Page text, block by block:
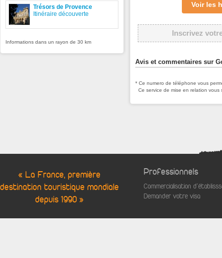
Voir les
Inscrivez
Avis et commentaires sur
* Ce numero de téléphone vous
Ce service de mise en relation
Trésors de Provence
Itinéraire découverte
Informations dans un rayon de 30 km
« La France, première
destination touristique mondiale
depuis 1990 »
Professionnels
Commercialisation
Demander votre visa